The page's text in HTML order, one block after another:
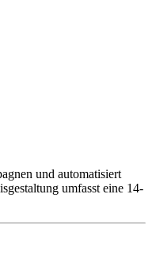
und automatisiert
umfasst eine 14-